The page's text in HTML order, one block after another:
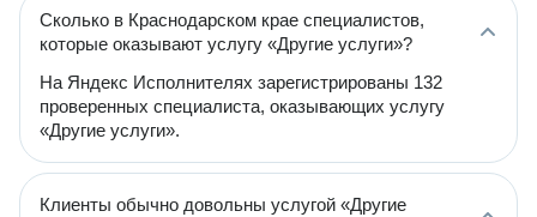
Сколько в Краснодарском крае специалистов,
которые оказывают услугу «Другие услуги»?
На Яндекс Исполнителях зарегистрированы 132
проверенных специалиста, оказывающих услугу
«Другие услуги».
Клиенты обычно довольны услугой «Другие